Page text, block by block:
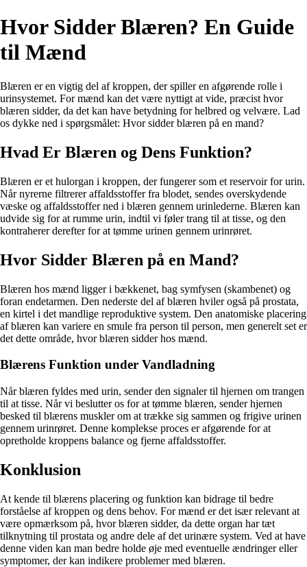
Hvor Sidder Blæren? En Guide
til Mænd
Blæren er en vigtig del af kroppen, der spiller en afgørende rolle i
urinsystemet. For mænd kan det være nyttigt at vide, præcist hvor
blæren sidder, da det kan have betydning for helbred og velvære. Lad
os dykke ned i spørgsmålet: Hvor sidder blæren på en mand?
Hvad Er Blæren og Dens Funktion?
Blæren er et hulorgan i kroppen, der fungerer som et reservoir for urin.
Når nyrerne filtrerer affaldsstoffer fra blodet, sendes overskydende
væske og affaldsstoffer ned i blæren gennem urinlederne. Blæren kan
udvide sig for at rumme urin, indtil vi føler trang til at tisse, og den
kontraherer derefter for at tømme urinen gennem urinrøret.
Hvor Sidder Blæren på en Mand?
Blæren hos mænd ligger i bækkenet, bag symfysen (skambenet) og
foran endetarmen. Den nederste del af blæren hviler også på prostata,
en kirtel i det mandlige reproduktive system. Den anatomiske placering
af blæren kan variere en smule fra person til person, men generelt set er
det dette område, hvor blæren sidder hos mænd.
Blærens Funktion under Vandladning
Når blæren fyldes med urin, sender den signaler til hjernen om trangen
til at tisse. Når vi beslutter os for at tømme blæren, sender hjernen
besked til blærens muskler om at trække sig sammen og frigive urinen
gennem urinrøret. Denne komplekse proces er afgørende for at
opretholde kroppens balance og fjerne affaldsstoffer.
Konklusion
At kende til blærens placering og funktion kan bidrage til bedre
forståelse af kroppen og dens behov. For mænd er det især relevant at
være opmærksom på, hvor blæren sidder, da dette organ har tæt
tilknytning til prostata og andre dele af det urinære system. Ved at have
denne viden kan man bedre holde øje med eventuelle ændringer eller
symptomer, der kan indikere problemer med blæren.